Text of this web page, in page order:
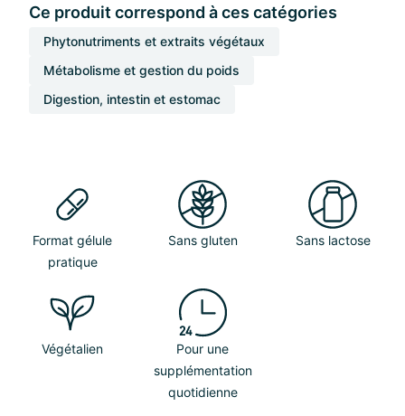
Ce produit correspond à ces catégories
Phytonutriments et extraits végétaux
Métabolisme et gestion du poids
Digestion, intestin et estomac
Format gélule
pratique
Sans gluten Sans lactose
Végétalien
Pour une
supplémentation
quotidienne